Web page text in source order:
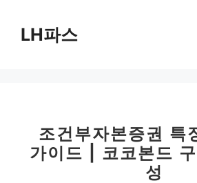
LH파스
조건부자본증권 특
가이드 | 코코본드
성